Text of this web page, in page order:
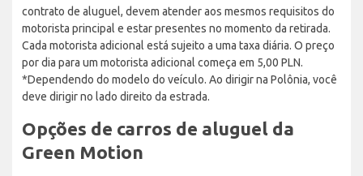
contrato de aluguel, devem atender aos mesmos requisitos do
motorista principal e estar presentes no momento da retirada.
Cada motorista adicional está sujeito a uma taxa diária. O preço
por dia para um motorista adicional começa em 5,00 PLN.
*Dependendo do modelo do veículo. Ao dirigir na Polônia, você
deve dirigir no lado direito da estrada.
Opções de carros de aluguel da
Green Motion